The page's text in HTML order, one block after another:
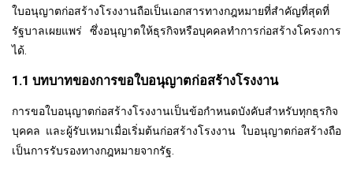
ใบอนุญาตก่อสร้างโรงงานถือเป็นเอกสารทางกฎหมายที่สำคัญที่สุดที่
รัฐบาลเผยแพร่ ซึ่งอนุญาตให้ธุรกิจหรือบุคคลทำการก่อสร้างโครงการ
ได้
1.1 บทบาทของการขอใบอนุญาตก่อสร้างโรงงาน
การขอใบอนุญาตก่อสร้างโรงงานเป็นข้อกำหนดบังคับสำหรับทุกธุรกิจ
บุคคล และผู้รับเหมาเมื่อเริ่มต้นก่อสร้างโรงงาน ใบอนุญาตก่อสร้างถือ
เป็นการรับรองทางกฎหมายจากรัฐ